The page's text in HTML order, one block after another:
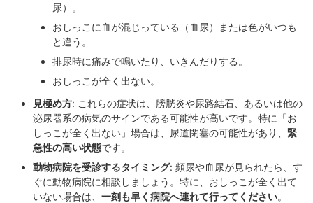
尿）。
おしっこに血が混じっている（血尿）または色がいつも
と違う。
排尿時に痛みで鳴いたり、いきんだりする。
おしっこが全く出ない。
見極め方: これらの症状は、膀胱炎や尿路結石、あるいは他の
泌尿器系の病気のサインである可能性が高いです。特に「お
しっこが全く出ない」場合は、尿道閉塞の可能性があり、 緊
急性の高い状態です。
動物病院を受診するタイミング: 頻尿や血尿が見られたら、す
ぐに動物病院に相談しましょう。特に、おしっこが全く出て
いない場合は、 一刻も早く病院へ連れて行ってください。